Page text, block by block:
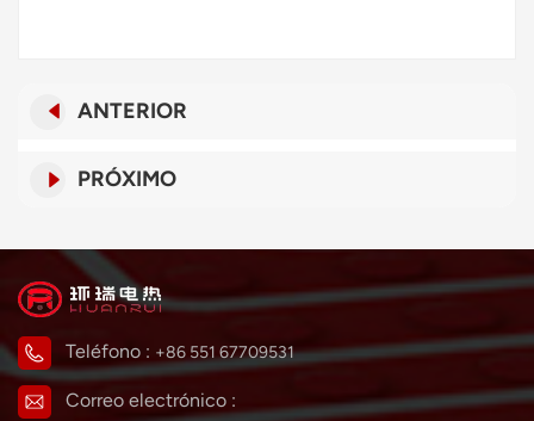
ANTERIOR
PRÓXIMO
Teléfono : +86 551 67709531
Correo electrónico :